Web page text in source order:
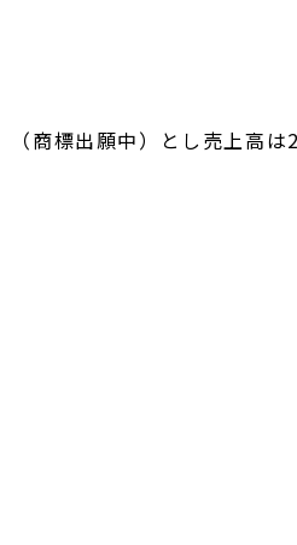
（商標出願中）とし売上高